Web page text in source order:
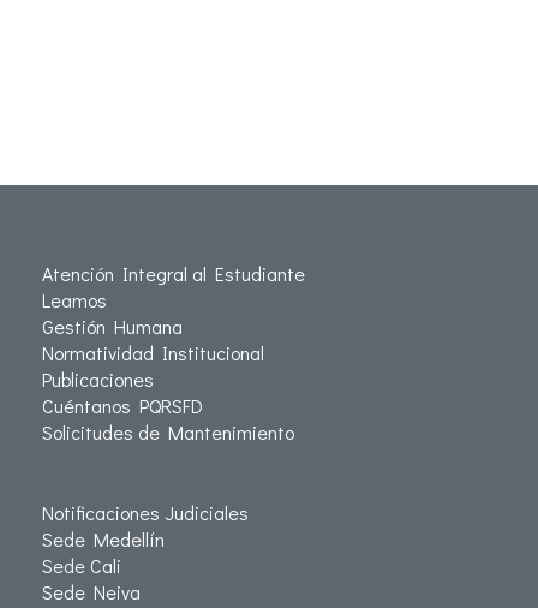
Atención Integral al Estudiante
Leamos
Gestión Humana
Normatividad Institucional
Publicaciones
Cuéntanos PQRSFD
Solicitudes de Mantenimiento
Notificaciones Judiciales
Sede Medellín
Sede Cali
Sede Neiva